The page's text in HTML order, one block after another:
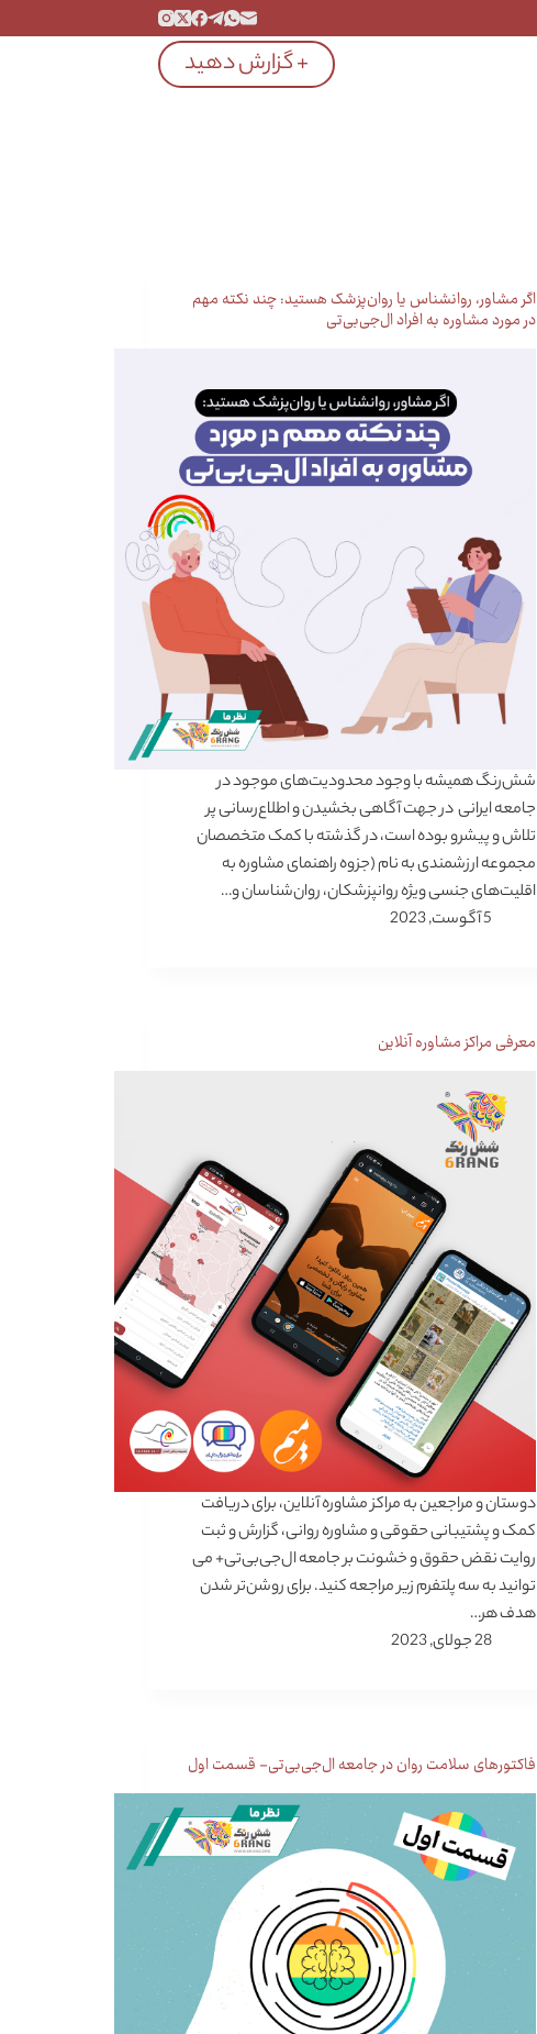
+ گزارش دهید
اگر مشاور، روانشناس یا روان‌پزشک هستید: چند نکته مهم
در مورد مشاوره به افراد ال‌جی‌بی‌تی
شش‌رنگ همیشه با وجود محدودیت‌های موجود در
جامعه ایرانی در جهت آگاهی بخشیدن و اطلاع‌رسانی پر
تلاش و پیشرو بوده است، در گذشته با کمک متخصصان
مجموعه ارزشمندی به نام (جزوه راهنمای مشاوره به
اقلیت‌های جنسی ویژه روانپزشکان، روان‌شناسان و…
5 آگوست, 2023
معرفی مراکز مشاوره آنلاین
دوستان و مراجعین به مراکز مشاوره آنلاین، برای دریافت
کمک و پشتیبانی حقوقی و مشاوره روانی، گزارش و ثبت
روایت‌ نقض حقوق و خشونت بر جامعه ال‌جی‌بی‌تی+ می
توانید به سه پلتفرم زیر مراجعه کنید. برای روشن‌تر شدن
هدف هر…
28 جولای, 2023
فاکتورهای سلامت روان در جامعه ال‌جی‌بی‌تی- قسمت اول‌